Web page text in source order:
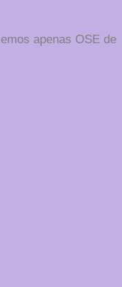
apenas OSE de